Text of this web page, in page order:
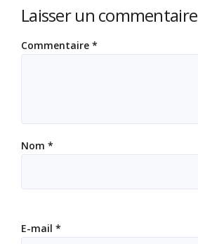
Laisser un commentaire
Commentaire *
Nom *
E-mail *